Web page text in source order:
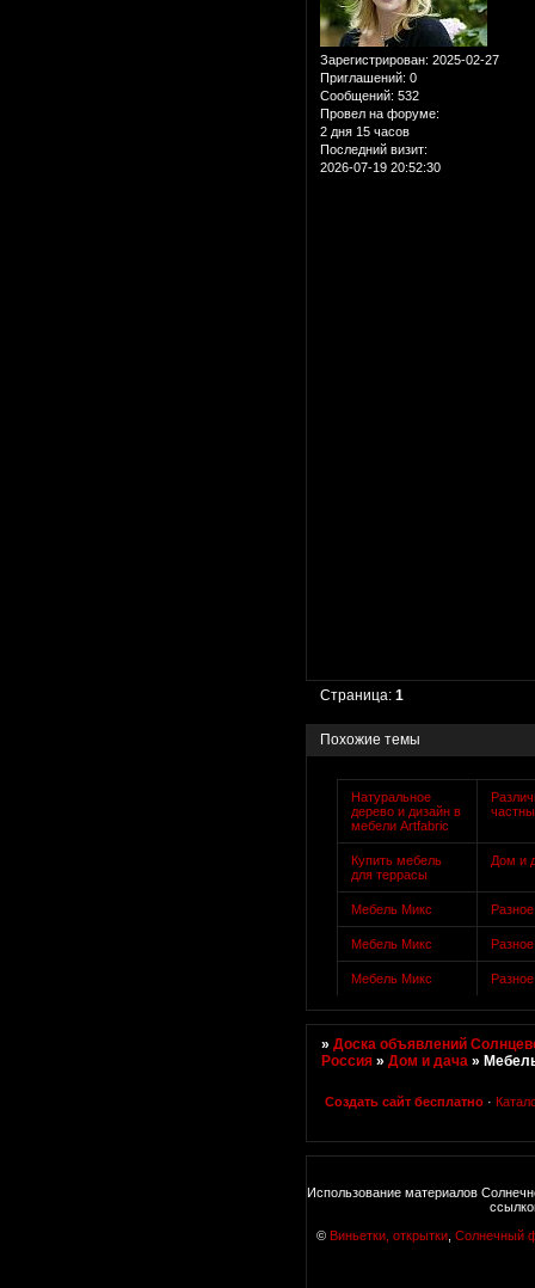
Зарегистрирован: 2025-02-27
Приглашений: 0
Сообщений: 532
Провел на форуме:
2 дня 15 часов
Последний визит:
2026-07-19 20:52:30
Страница:1
Похожие темы
Натуральное
дерево и дизайн в
мебели Artfabric
Купить мебель
для террасы
Дом и
Мебель Микс Разное
Мебель Микс Разное
Мебель Микс Разное
»Доска объявлений
Россия »Дом и дача »
Создать сайт бесплатно ·
Использование материалов
© Виньетки, открытки, Солнечный